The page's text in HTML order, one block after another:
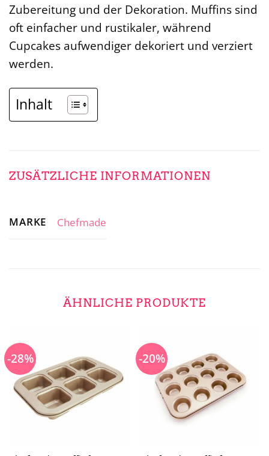
Zubereitung und der Dekoration. Muffins sind
oft einfacher und rustikaler, während
Cupcakes aufwendiger dekoriert und verziert
werden.
Inhalt
ZUSÄTZLICHE INFORMATIONEN
MARKE Chefmade
ÄHNLICHE PRODUKTE
-28% -20%